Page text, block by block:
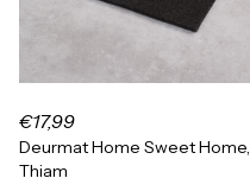
€17,99
Deurmat Home Sweet Home,
Thiam